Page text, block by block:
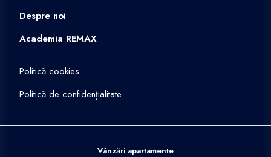
Despre noi
Academia REMAX
Politică cookies
Politică de confidențialitate
Vânzări apartamente